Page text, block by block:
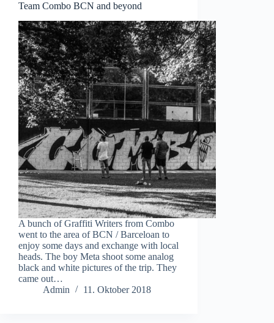
Team Combo BCN and beyond
A bunch of Graffiti Writers from Combo
went to the area of BCN / Barceloan to
enjoy some days and exchange with local
heads. The boy Meta shoot some analog
black and white pictures of the trip. They
came out…
Admin
11. Oktober 2018